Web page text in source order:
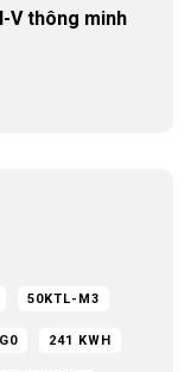
V thông minh
50KTL-M3
241 KWH